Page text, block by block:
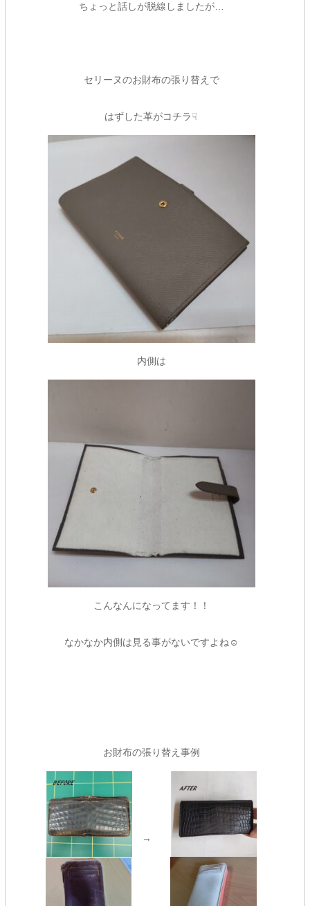
ちょっと話しが脱線しましたが…
セリーヌのお財布の張り替えで
はずした革がコチラ☟
内側は
こんなんになってます！！
なかなか内側は見る事がないですよね☺
お財布の張り替え事例
→